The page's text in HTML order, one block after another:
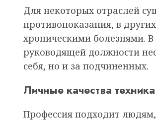
Для некоторых отраслей
противопоказания, в
хроническими болезнями.
руководящей должности
себя, но и за подчиненных.
Личные качества
Профессия подходит